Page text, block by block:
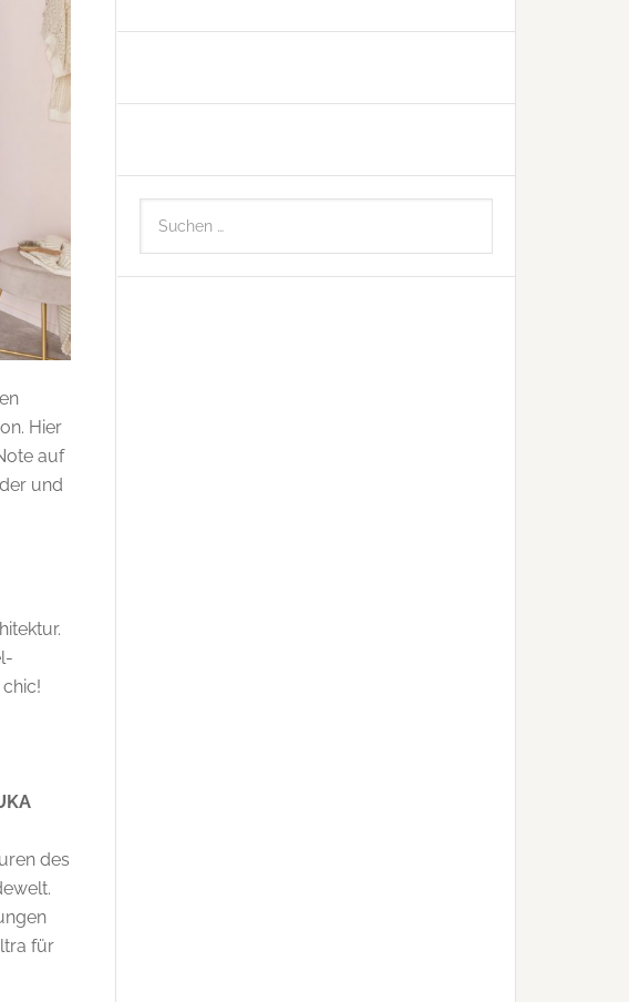
Hier
auf
und
des
für